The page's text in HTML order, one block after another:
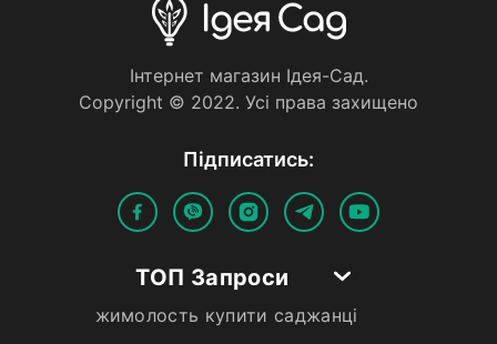
Iнтернет магазин Iдея-Сад.
Copyright © 2022. Усi права захищено
Пiдписатись:
ТОП Запроси
жимолость купити саджанці